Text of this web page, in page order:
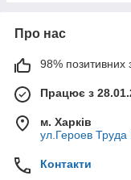
Про нас
98% позитивних з
Працює з
м. Харків
ул.Героев Труда
Контакти